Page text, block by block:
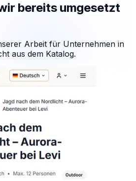
bereits umgesetzt
Arbeit für Unternehmen in
aus dem Katalog.